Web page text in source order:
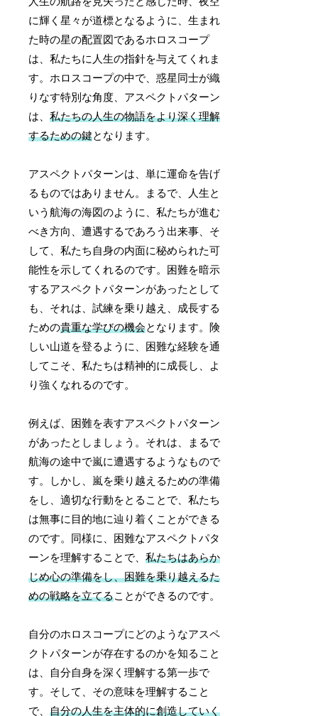
に輝く星々が道標となるように、生まれ
た時の星の配置図であるホロスコープ
は、私たちに人生の指針を与えてくれま
す。ホロスコープの中で、惑星同士が織
りなす特別な角度、アスペクトパターン
は、私たちの人生の物語をより深く理解
するための鍵となります。
アスペクトパターンは、単に運命を告げ
るものではありません。まるで、人生と
いう航海の海図のように、私たちが進む
べき方向、遭遇するであろう出来事、そ
して、私たち自身の内面に秘められた可
能性を示してくれるのです。困難を暗示
するアスペクトパターンがあったとして
も、それは、試練を乗り越え、成長する
ための貴重な学びの機会となります。険
しい山道を登るように、困難な経験を通
してこそ、私たちは精神的に成長し、よ
り強くなれるのです。
例えば、困難を表すアスペクトパターン
があったとしましょう。それは、まるで
航海の途中で嵐に遭遇するようなもので
す。しかし、嵐を乗り越えるための準備
をし、適切な行動をとることで、私たち
は無事に目的地に辿り着くことができる
のです。同様に、困難なアスペクトパタ
ーンを理解することで、私たちはあらか
じめ心の準備をし、困難を乗り越えるた
めの戦略を立てることができるのです。
自分のホロスコープにどのようなアスペ
クトパターンが存在するのかを知ること
は、自分自身を深く理解する第一歩で
す。そして、その意味を理解すること
で、自分の人生を主体的に創造していく